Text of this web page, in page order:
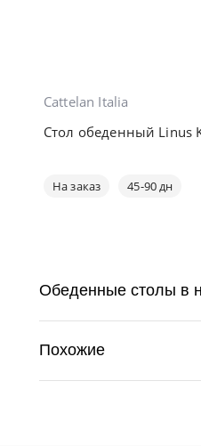
Cattelan Italia
Стол обеденный Linus
На заказ 45-90 дн
Обеденные столы в
Похожие